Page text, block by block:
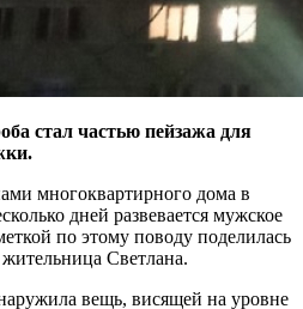
стал частью пейзажа для
многоквартирного дома в
дней развевается мужское
по этому поводу поделилась
Светлана.
вещь, висящей на уровне